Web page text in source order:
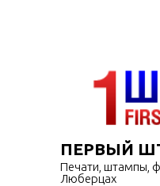
ПЕРВЫЙ
Печати, штампы,
Люберцах